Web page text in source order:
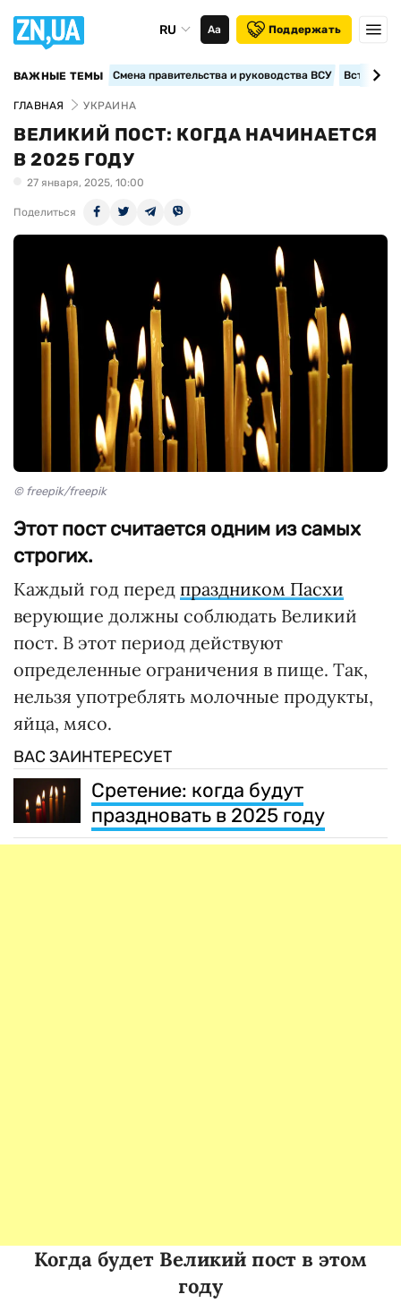
RU Аа Поддержать
ВАЖНЫЕ ТЕМЫ Смена правительства и руководства ВСУ
ГЛАВНАЯ УКРАИНА
ВЕЛИКИЙ ПОСТ: КОГДА НАЧИНАЕТСЯ
В 2025 ГОДУ
27 января, 2025, 10:00
Поделиться
© freepik/freepik
Этот пост считается одним из самых
строгих.
Каждый год перед праздником Пасхи
верующие должны соблюдать Великий
пост. В этот период действуют
определенные ограничения в пище. Так,
нельзя употреблять молочные продукты,
яйца, мясо.
ВАС ЗАИНТЕРЕСУЕТ
Сретение: когда будут
праздновать в 2025 году
Когда будет Великий пост в этом
году